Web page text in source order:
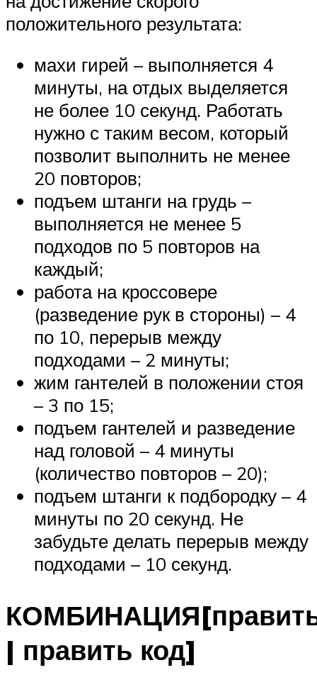
положительного результата:
махи гирей – выполняется 4
минуты, на отдых выделяется
не более 10 секунд. Работать
нужно с таким весом, который
позволит выполнить не менее
20 повторов;
подъем штанги на грудь –
выполняется не менее 5
подходов по 5 повторов на
каждый;
работа на кроссовере
(разведение рук в стороны) – 4
по 10, перерыв между
подходами – 2 минуты;
жим гантелей в положении стоя
– 3 по 15;
подъем гантелей и разведение
над головой – 4 минуты
(количество повторов – 20);
подъем штанги к подбородку – 4
минуты по 20 секунд. Не
забудьте делать перерыв между
подходами – 10 секунд.
| править код]